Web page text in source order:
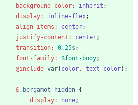
background-color: inherit ;
display: inline-flex;
align-items : center;
justify-content : center;
transition: 0.25s ;
font-family: $font-body;
@include var( color, text -color) ;
&. bergamot-hidden {
display: none;